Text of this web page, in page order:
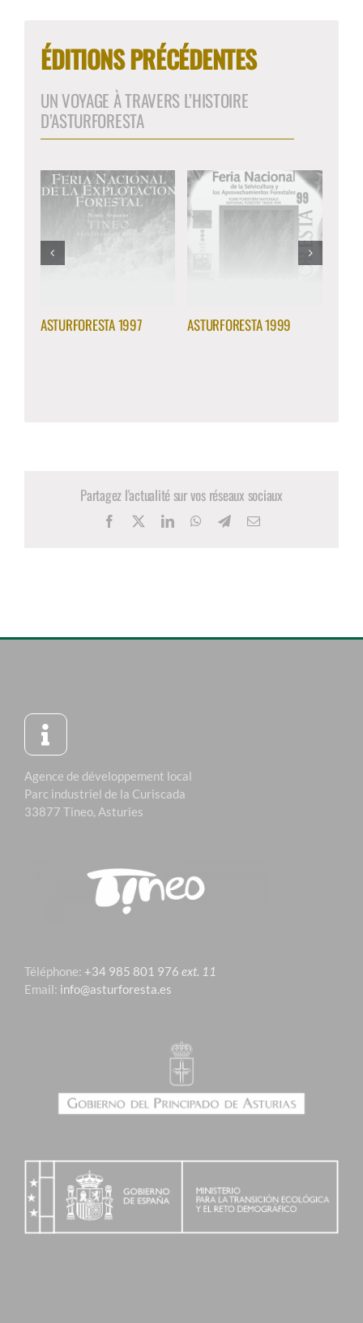
ÉDITIONS PRÉCÉDENTES
UN VOYAGE À TRAVERS L’HISTOIRE
D’ASTURFORESTA
ASTURFORESTA 1997 ASTURFORESTA 1999
Partagez l'actualité sur vos réseaux sociaux
Facebook LinkedInWhatsApp
TelegramEmail
Agence de développement local
Parc industriel de la Curiscada
33877 Tineo, Asturies
Téléphone: +34 985 801 976 ext. 11
Email: info@asturforesta.es